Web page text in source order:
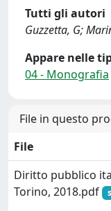
Tutti gli autori
Guzzetta, G;
Appare nelle
04 - Monografia
File in questo
File
Diritto pubblico
Torino, 2018.pdf